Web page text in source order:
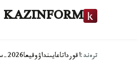
KAZINFORM
ترەند:اقورداتاعايىنداۋوقيعا2026-سايلاۋ